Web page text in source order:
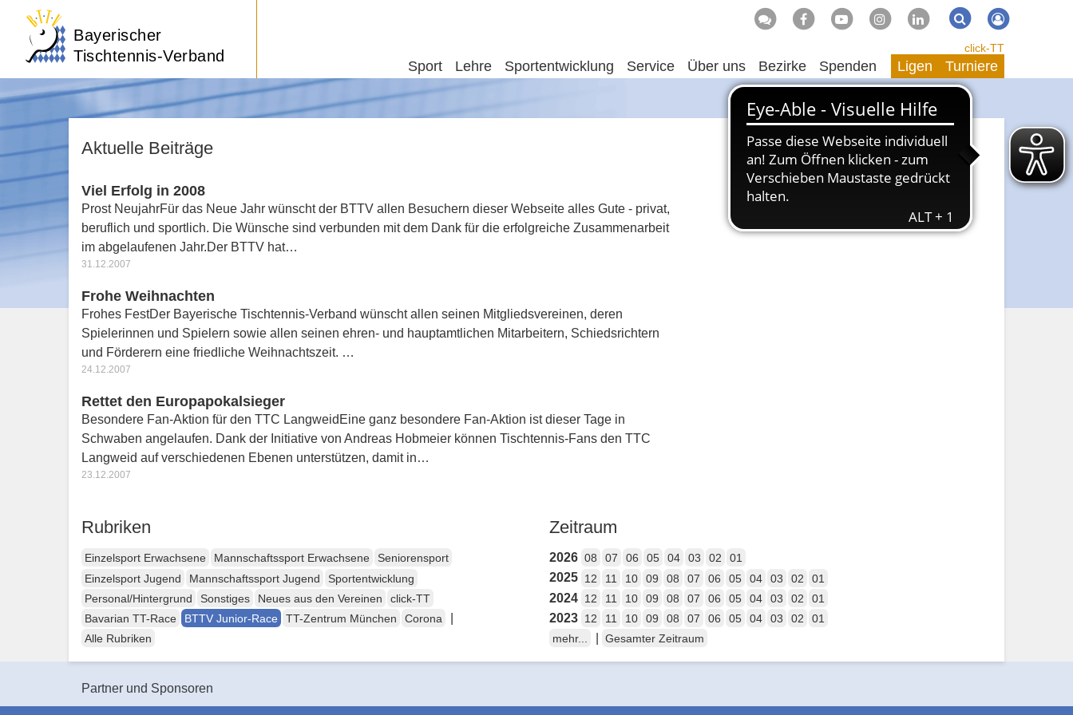
Bayerischer
Tischtennis-Verband
Suche Suchen
Sport Lehre Sportentwicklung Service Über uns Bezirke Spenden
click-TT
Ligen Turniere
Aktuelle Beiträge
Viel Erfolg in 2008
Prost NeujahrFür das Neue Jahr wünscht der BTTV allen Besuchern dieser Webseite alles Gute - privat,
beruflich und sportlich. Die Wünsche sind verbunden mit dem Dank für die erfolgreiche Zusammenarbeit
im abgelaufenen Jahr.Der BTTV hat…
31.12.2007
Frohe Weihnachten
Frohes FestDer Bayerische Tischtennis-Verband wünscht allen seinen Mitgliedsvereinen, deren
Spielerinnen und Spielern sowie allen seinen ehren- und hauptamtlichen Mitarbeitern, Schiedsrichtern
und Förderern eine friedliche Weihnachtszeit. …
24.12.2007
Rettet den Europapokalsieger
Besondere Fan-Aktion für den TTC LangweidEine ganz besondere Fan-Aktion ist dieser Tage in
Schwaben angelaufen. Dank der Initiative von Andreas Hobmeier können Tischtennis-Fans den TTC
Langweid auf verschiedenen Ebenen unterstützen, damit in…
23.12.2007
Rubriken
Einzelsport Erwachsene Mannschaftssport Erwachsene
Seniorensport
Einzelsport Jugend
Mannschaftssport Jugend
Sportentwicklung
Personal/Hintergrund
Sonstiges Neues aus den Vereinen
click-TT
Bavarian TT-Race
BTTV Junior-Race TT-Zentrum München Corona
Alle Rubriken
Zeitraum
2026 08 07 06 05 04 03 02 01
2025 12 11 10 09 08 07 06 05 04 03 02 01
2024 12 11 10 09 08 07 06 05 04 03 02 01
2023 12 11 10 09 08 07 06 05 04 03 02
01
mehr...
Gesamter Zeitraum
Partner und Sponsoren